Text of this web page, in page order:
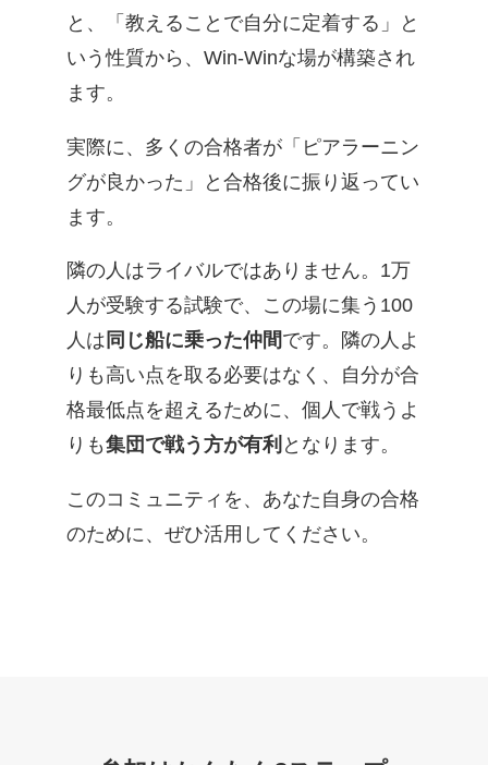
と、「教えることで自分に定着する」と
いう性質から、Win-Winな場が構築され
ます。
実際に、多くの合格者が「ピアラーニン
グが良かった」と合格後に振り返ってい
ます。
隣の人はライバルではありません。1万
人が受験する試験で、この場に集う100
人は 同じ船に乗った仲間です。隣の人よ
りも高い点を取る必要はなく、自分が合
格最低点を超えるために、個人で戦うよ
りも集団で戦う方が有利 となります。
このコミュニティを、あなた自身の合格
のために、ぜひ活用してください。